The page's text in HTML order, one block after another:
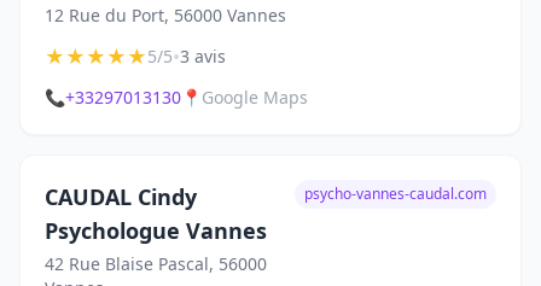
12 Rue du Port, 56000 Vannes
★★★★★5/5•3 avis
📞+33297013130 📍 Google Maps
CAUDAL Cindy
Psychologue Vannes
42 Rue Blaise Pascal, 56000
psycho-vannes-caudal.com